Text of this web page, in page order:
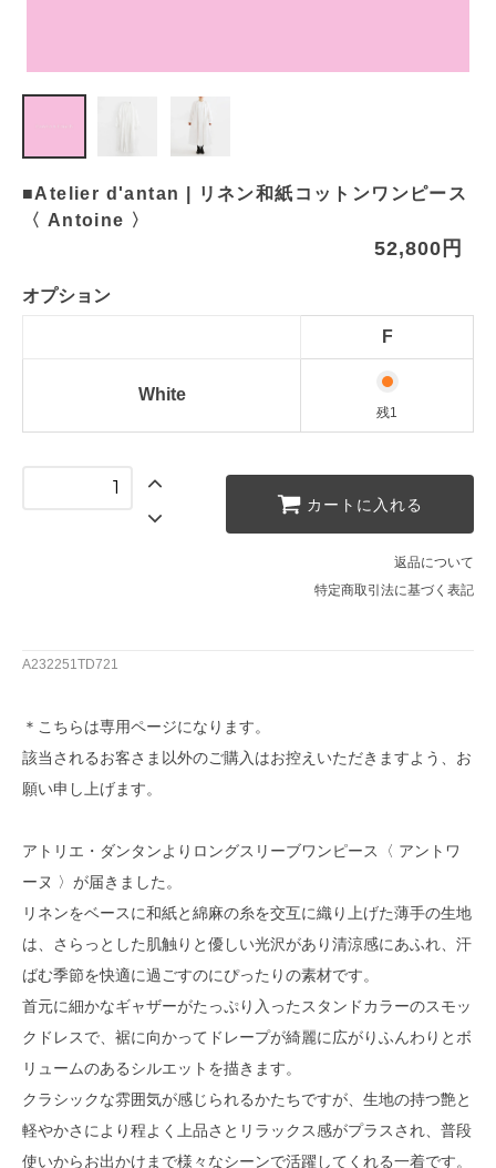
■Atelier d'antan | リネン和紙コットンワンピース
〈 Antoine 〉
52,800円
オプション
F
White
残1
カートに入れる
返品について
特定商取引法に基づく表記
A232251TD721
＊こちらは専用ページになります。
該当されるお客さま以外のご購入はお控えいただきますよう、お
願い申し上げます。
アトリエ・ダンタンよりロングスリーブワンピース〈 アントワ
ーヌ 〉が届きました。
リネンをベースに和紙と綿麻の糸を交互に織り上げた薄手の生地
は、さらっとした肌触りと優しい光沢があり清涼感にあふれ、汗
ばむ季節を快適に過ごすのにぴったりの素材です。
首元に細かなギャザーがたっぷり入ったスタンドカラーのスモッ
クドレスで、裾に向かってドレープが綺麗に広がりふんわりとボ
リュームのあるシルエットを描きます。
クラシックな雰囲気が感じられるかたちですが、生地の持つ艶と
軽やかさにより程よく上品さとリラックス感がプラスされ、普段
使いからお出かけまで様々なシーンで活躍してくれる一着です。